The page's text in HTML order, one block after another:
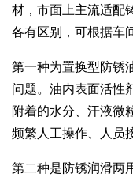
材，市面上主流适配
各有区别，可根据车
第一种为置换型防锈
问题。油内表面活性
附着的水分、汗液微
频繁人工操作、人员
第二种是防锈润滑两